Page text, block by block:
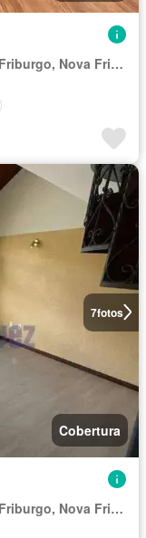
Região Geográfica Imediata de Nova Friburgo, Nova Friburgo
7fotos
Cobertura
Região Geográfica Imediata de Nova Friburgo, Nova Friburgo